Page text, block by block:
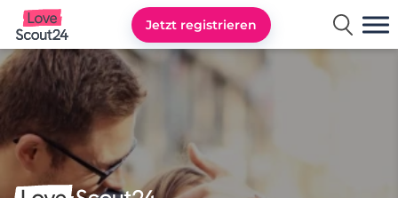
Lovescout24
Jetzt registrieren